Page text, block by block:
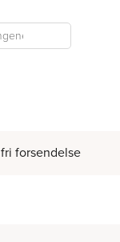
forsendelse